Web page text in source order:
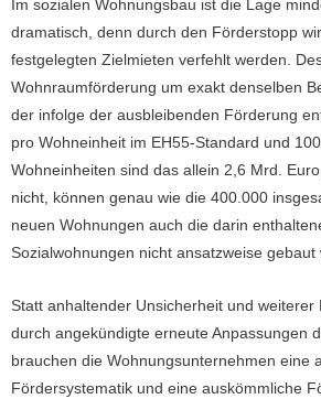
Im sozialen Wohnungsbau ist die Lage
dramatisch, denn durch den Förderstopp
festgelegten Zielmieten verfehlt werden.
Wohnraumförderung um exakt denselben
der infolge der ausbleibenden Förderung
pro Wohneinheit im EH55-Standard und
Wohneinheiten sind das allein 2,6 Mrd.
nicht, können genau wie die 400.000
neuen Wohnungen auch die darin
Sozialwohnungen nicht ansatzweise gebaut
Statt anhaltender Unsicherheit und weiterer
durch angekündigte erneute Anpassungen
brauchen die Wohnungsunternehmen eine
Fördersystematik und eine auskömmliche